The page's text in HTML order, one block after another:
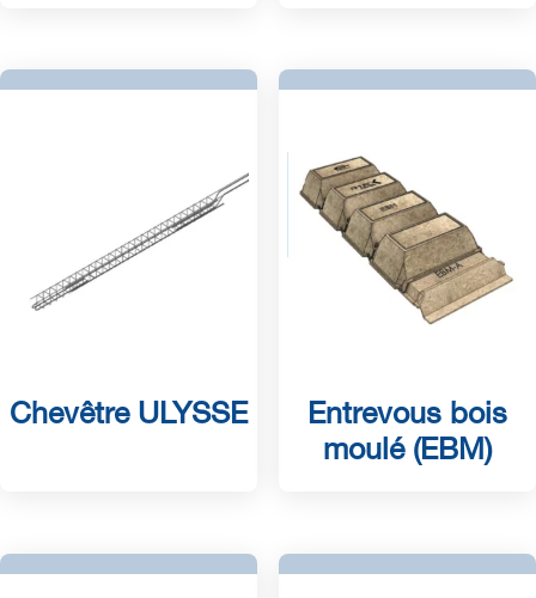
Chevêtre ULYSSE
Entrevous bois
moulé (EBM)